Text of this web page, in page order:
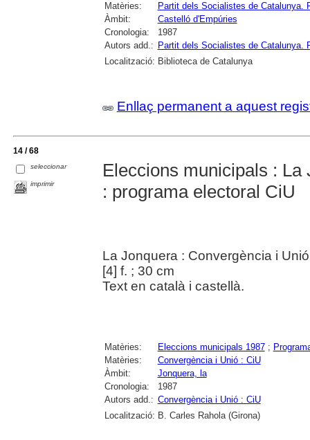
Matèries:
Partit dels Socialistes de Catalunya.
Àmbit:
Castelló d'Empúries
Cronologia:
1987
Autors add.: Partit dels Socialistes de Catalunya.
Localització: Biblioteca de Catalunya
Enllaç permanent a aquest
14 / 68
seleccionar
imprimir
Eleccions municipals : La
: programa electoral CiU
La Jonquera : Convergència i
[4] f. ; 30 cm
Text en català i castellà.
Matèries: Eleccions municipals 1987;
Matèries:
Convergència i Unió : CiU
Àmbit:
Jonquera, la
Cronologia:
1987
Autors add.: Convergència i Unió : CiU
Localització: B. Carles Rahola (Girona)